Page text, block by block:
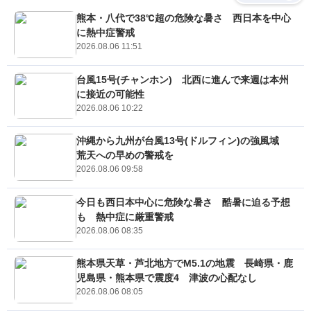
熊本・八代で38℃超の危険な暑さ 西日本を中心
に熱中症警戒
2026.08.06 11:51
台風15号(チャンホン) 北西に進んで来週は本州
に接近の可能性
2026.08.06 10:22
沖縄から九州が台風13号(ドルフィン)の強風域
荒天への早めの警戒を
2026.08.06 09:58
今日も西日本中心に危険な暑さ 酷暑に迫る予想
も 熱中症に厳重警戒
2026.08.06 08:35
熊本県天草・芦北地方でM5.1の地震 長崎県・鹿
児島県・熊本県で震度4 津波の心配なし
2026.08.06 08:05